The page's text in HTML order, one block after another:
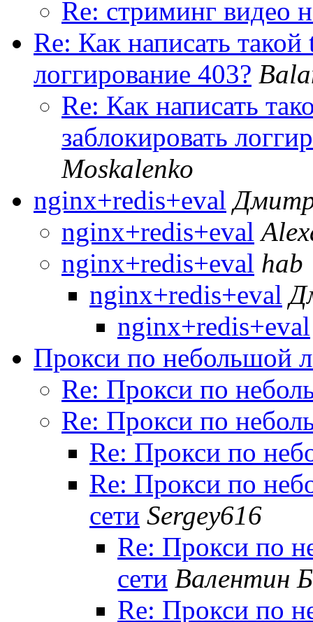
Re: стриминг видео
Re: Как написать
логгирование 403?
Re: Как написать
заблокировать
Moskalenko
nginx+redis+eval
nginx+redis+eval
nginx+redis+eval hab
nginx+redis+eval
nginx+redis+eval
Прокси по небольшой
Re: Прокси по
Re: Прокси по
Re: Прокси по
Re: Прокси по
сети Sergey616
Re: Прокси по
сети Валентин
Re: Прокси по